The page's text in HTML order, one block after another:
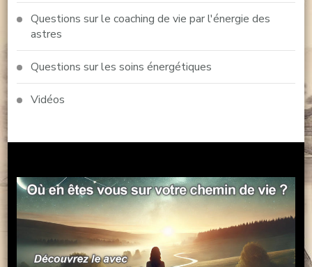
Questions sur le coaching de vie par l'énergie des
astres
Questions sur les soins énergétiques
Vidéos